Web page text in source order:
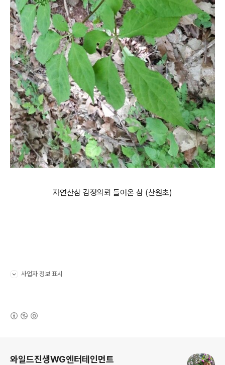
자연산삼 감정의뢰 들어온 삼 (산원초)
사업자 정보 표시
와일드진생WG엔터테인먼트